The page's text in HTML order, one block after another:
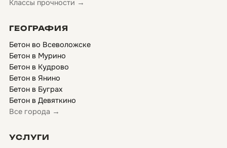
Классы прочности →
ГЕОГРАФИЯ
Бетон во Всеволожске
Бетон в Мурино
Бетон в Кудрово
Бетон в Янино
Бетон в Буграх
Бетон в Девяткино
Все города →
УСЛУГИ